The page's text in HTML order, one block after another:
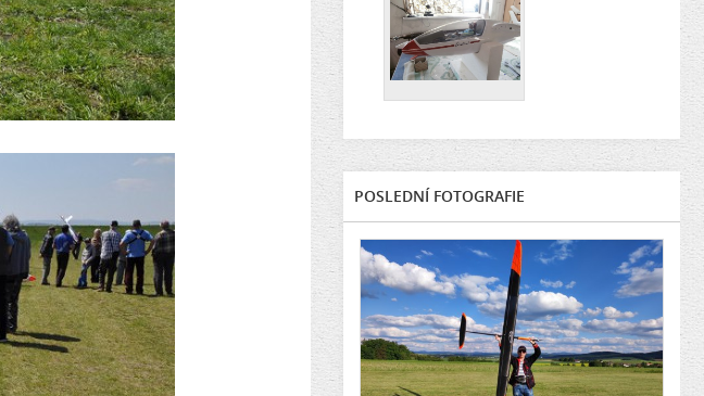
POSLEDNÍ FOTOGRAFIE